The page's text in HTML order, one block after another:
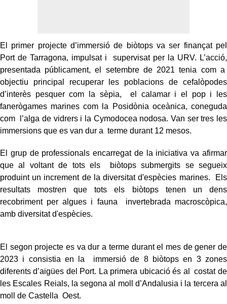
El primer projecte d’immersió de biòtops va ser finançat pel
Port de Tarragona, impulsat i supervisat per la URV. L’acció,
presentada públicament, el setembre de 2021 tenia com a
objectiu principal recuperar les poblacions de cefalòpodes
d’interès pesquer com la sèpia, el calamar i el pop i les
fanerògames marines com la Posidònia oceànica, coneguda
com l’alga de vidrers i la Cymodocea nodosa. Van ser tres les
immersions que es van dur a terme durant 12 mesos.
El grup de professionals encarregat de la iniciativa va afirmar
que al voltant de tots els biòtops submergits se segueix
produint un increment de la diversitat d'espècies marines. Els
resultats mostren que tots els biòtops tenen un dens
recobriment per algues i fauna invertebrada macroscòpica,
amb diversitat d'espècies.
El segon projecte es va dur a terme durant el mes de gener de
2023 i consistia en la immersió de 8 biòtops en 3 zones
diferents d’aigües del Port. La primera ubicació és al costat de
les Escales Reials, la segona al moll d’Andalusia i la tercera al
moll de Castella Oest.